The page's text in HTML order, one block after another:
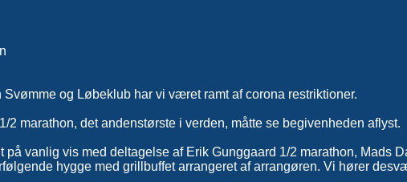
og Løbeklub har vi været ramt af corona restriktioner.
2 marathon, det andenstørste i verden, måtte se begivenheden aflyst.
vanlig vis med deltagelse af Erik Gunggaard 1/2 marathon, Mads
hygge med grillbuffet arrangeret af arrangøren. Vi hører